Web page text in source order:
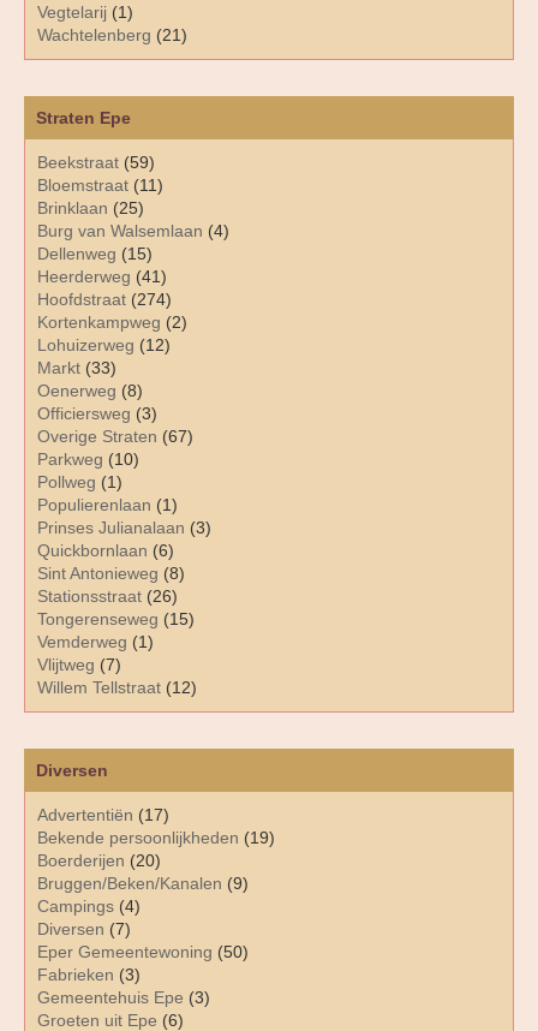
Diversen
Advertentiën (17)
Bekende persoonlijkheden (19)
Boerderijen (20)
Bruggen/Beken/Kanalen (9)
Campings (4)
Diversen (7)
Eper Gemeentewoning (50)
Fabrieken (3)
Gemeentehuis Epe (3)
Groeten uit Epe (6)
Straten Epe
Beekstraat (59)
Bloemstraat (11)
Brinklaan (25)
Burg van Walsemlaan (4)
Dellenweg (15)
Heerderweg (41)
Hoofdstraat (274)
Kortenkampweg (2)
Lohuizerweg (12)
Markt (33)
Oenerweg (8)
Officiersweg (3)
Overige Straten (67)
Parkweg (10)
Pollweg (1)
Populierenlaan (1)
Prinses Julianalaan (3)
Quickbornlaan (6)
Sint Antonieweg (8)
Stationsstraat (26)
Tongerenseweg (15)
Vemderweg (1)
Vlijtweg (7)
Willem Tellstraat (12)
Vegtelarij (1)
Wachtelenberg (21)